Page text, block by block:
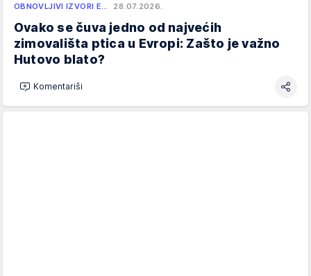
OBNOVLJIVI IZVORI E… 28.07.2026.
Ovako se čuva jedno od najvećih
zimovališta ptica u Evropi: Zašto je važno
Hutovo blato?
Komentariši